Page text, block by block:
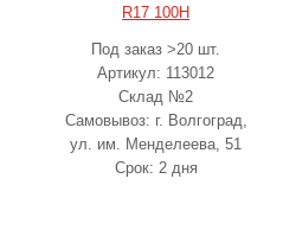
R17 100H
Под заказ >20 шт.
Артикул: 113012
Склад №2
Самовывоз: г. Волгоград,
ул. им. Менделеева, 51
Срок: 2 дня